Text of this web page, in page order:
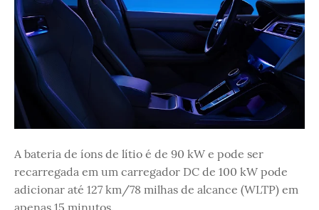
A bateria de íons de lítio é de 90 kW e pode ser
recarregada em um carregador DC de 100 kW pode
adicionar até 127 km/78 milhas de alcance (WLTP) em
apenas 15 minutos.